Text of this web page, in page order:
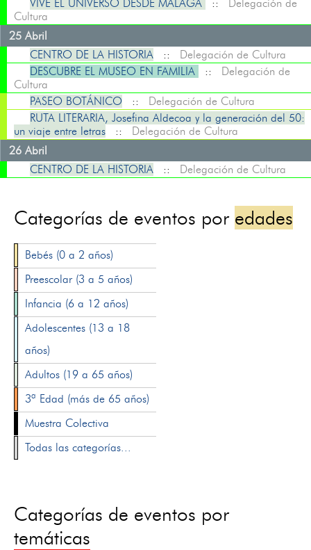
VIVE EL UNIVERSO DESDE MÁLAGA ::
Delegación de
Cultura
25 Abril
CENTRO DE LA HISTORIA :: Delegación de Cultura
DESCUBRE EL MUSEO EN FAMILIA
:: Delegación de
Cultura
PASEO BOTÁNICO :: Delegación de Cultura
RUTA LITERARIA, Josefina Aldecoa y la generación del 50:
un viaje entre letras :: Delegación de Cultura
26 Abril
CENTRO DE LA HISTORIA :: Delegación de Cultura
Categorías de eventos por edades
Bebés (0 a 2 años)
Preescolar (3 a 5 años)
Infancia (6 a 12 años)
Adolescentes (13 a 18
años)
Adultos (19 a 65 años)
3ª Edad (más de 65 años)
Muestra Colectiva
Todas las categorías...
Categorías de eventos por
temáticas